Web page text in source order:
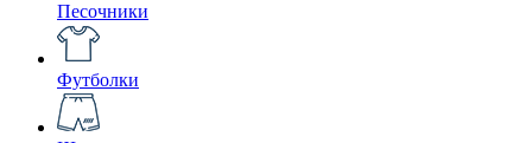
Песочники
Футболки